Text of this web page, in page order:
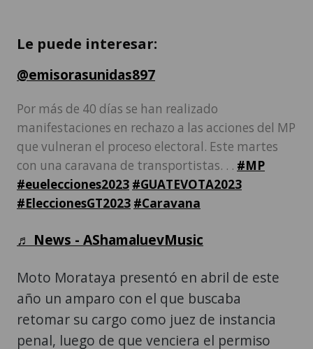
Le puede interesar:
@emisorasunidas897
Por más de 40 días se han realizado
manifestaciones en rechazo a las acciones del MP
que vulneran el proceso electoral. Este martes
con una caravana de transportistas. . . #MP
#euelecciones2023 #GUATEVOTA2023
#EleccionesGT2023 #Caravana
♬ News - AShamaluevMusic
Moto Morataya presentó en abril de este
año un amparo con el que buscaba
retomar su cargo como juez de instancia
penal, luego de que venciera el permiso